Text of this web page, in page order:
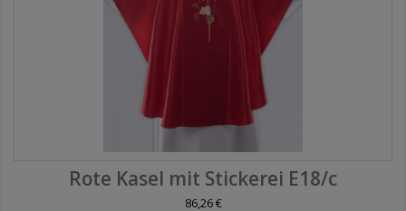
Rote Kasel mit Stickerei E18/c
86,26 €